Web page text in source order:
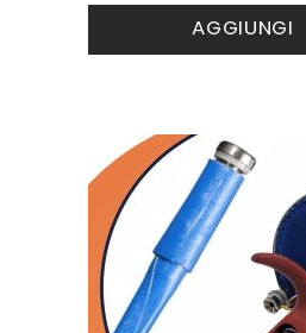
AGGIUNGI
Questo
ha
opzioni
possono
essere
scelte
nella
pagina
del
prodotto